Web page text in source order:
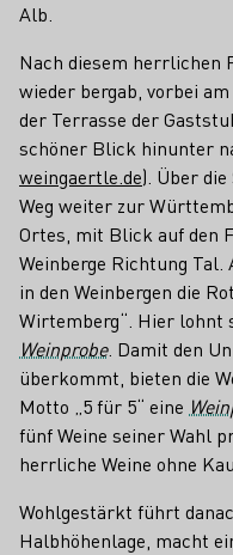
Alb.
Nach diesem herrlichen
wieder bergab, vorbei
der Terrasse der
schöner Blick hinunter
weingaertle.de). Über
Weg weiter zur
Ortes, mit Blick auf den
Weinberge Richtung
in den Weinbergen die
Wirtemberg“. Hier lohnt
Weinprobe. Damit den
überkommt, bieten die
Motto „5 für 5“ eine
fünf Weine seiner Wahl
herrliche Weine ohne
Wohlgestärkt führt
Halbhöhenlage, macht